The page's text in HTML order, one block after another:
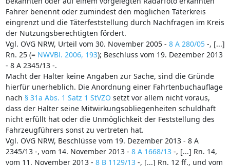
Fahrer benennt oder zumindest den möglichen Täterkreis
eingrenzt und die Täterfeststellung durch Nachfragen im Kreis
der Nutzungsberechtigten fördert.
Vgl. OVG NRW, Urteil vom 30. November 2005 - 8 A 280/05-, [...]
Rn. 25 (= NWVBl. 2006, 193); Beschluss vom 19. Dezember 2013
- 8 A 2345/13 -.
Macht der Halter keine Angaben zur Sache, sind die Gründe
hierfür unerheblich. Die Anordnung einer Fahrtenbuchauflage
nach § 31a Abs. 1 Satz 1 StVZO setzt vor allem nicht voraus,
dass der Halter seine Mitwirkungsobliegenheiten schuldhaft
nicht erfüllt hat oder die Unmöglichkeit der Feststellung des
Fahrzeugführers sonst zu vertreten hat.
Vgl. OVG NRW, Beschlüsse vom 19. Dezember 2013 - 8 A
2345/13 -, vom 14. November 2013 - 8 A 1668/13-, [...] Rn. 14,
vom 11. November 2013 - 8 B 1129/13-, [...] Rn. 12 ff., und vom